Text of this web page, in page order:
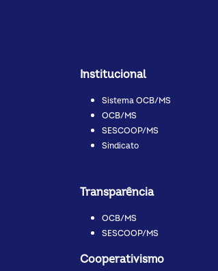
Institucional
Sistema OCB/MS
OCB/MS
SESCOOP/MS
Sindicato
Transparência
OCB/MS
SESCOOP/MS
Cooperativismo